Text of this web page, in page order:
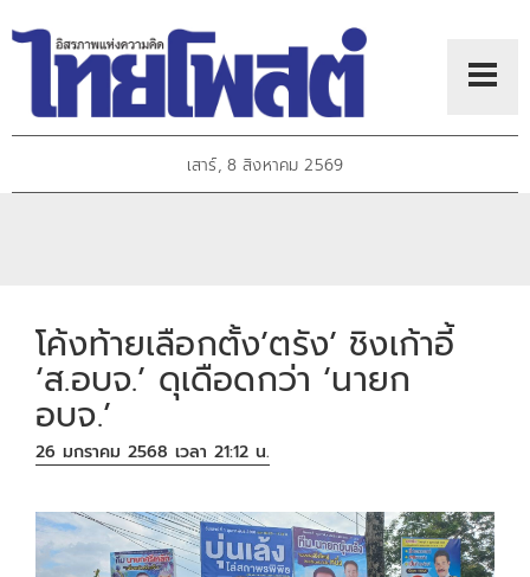
เสาร์, 8 สิงหาคม 2569
โค้งท้ายเลือกตั้ง’ตรัง’ ชิงเก้าอี้
‘ส.อบจ.’ ดุเดือดกว่า ‘นายก
อบจ.’
26 มกราคม 2568 เวลา 21:12 น.